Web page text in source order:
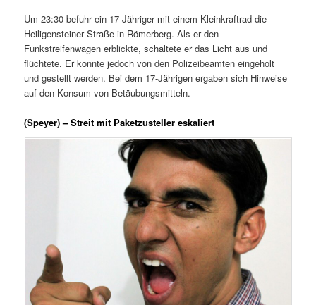
Um 23:30 befuhr ein 17-Jähriger mit einem Kleinkraftrad die
Heiligensteiner Straße in Römerberg. Als er den
Funkstreifenwagen erblickte, schaltete er das Licht aus und
flüchtete. Er konnte jedoch von den Polizeibeamten eingeholt
und gestellt werden. Bei dem 17-Jährigen ergaben sich Hinweise
auf den Konsum von Betäubungsmitteln.
(Speyer) – Streit mit Paketzusteller eskaliert